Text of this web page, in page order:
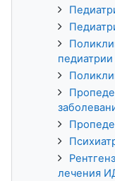
педиатрии
лечения